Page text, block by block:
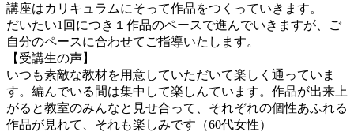
講座はカリキュラムにそって作品をつくっていきます。
だいたい1回につき１作品のペースで進んでいきますが、ご
自分のペースに合わせてご指導いたします。
【受講生の声】
いつも素敵な教材を用意していただいて楽しく通っていま
す。編んでいる間は集中して楽しんています。作品が出来上
がると教室のみんなと見せ合って、それぞれの個性あふれる
作品が見れて、それも楽しみです（60代女性）